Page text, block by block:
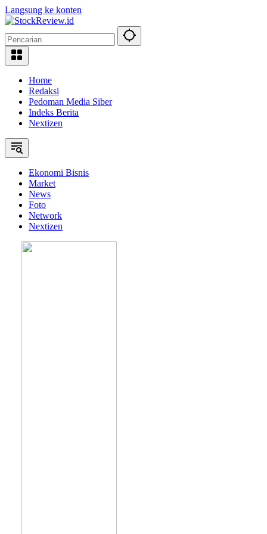
Langsung ke konten
Home
Redaksi
Pedoman Media Siber
Indeks Berita
Nextizen
Ekonomi Bisnis
Market
News
Foto
Network
Nextizen